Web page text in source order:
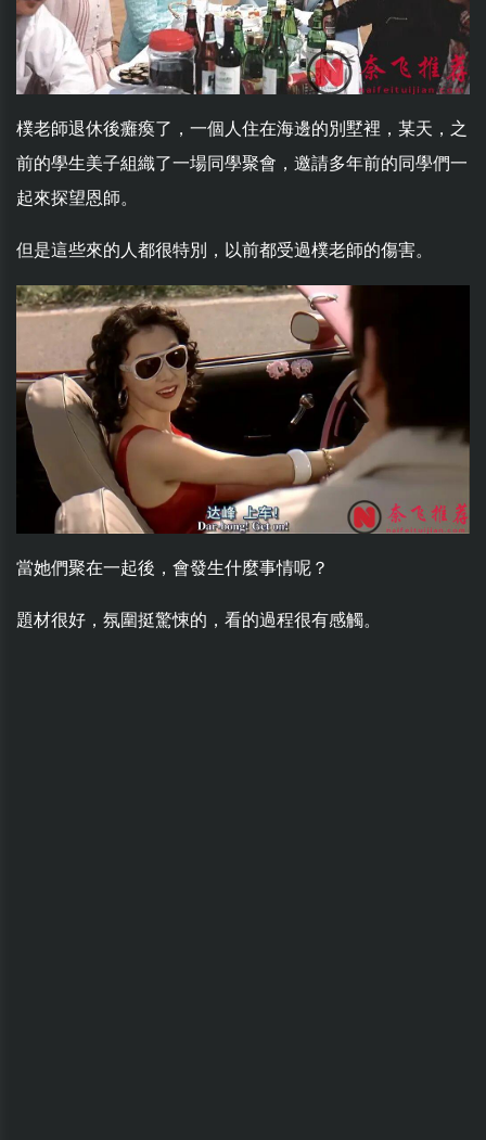
樸老師退休後癱瘓了，一個人住在海邊的別墅裡，某天，之
前的學生美子組織了一場同學聚會，邀請多年前的同學們一
起來探望恩師。
但是這些來的人都很特別，以前都受過樸老師的傷害。
當她們聚在一起後，會發生什麼事情呢？
題材很好，氛圍挺驚悚的，看的過程很有感觸。